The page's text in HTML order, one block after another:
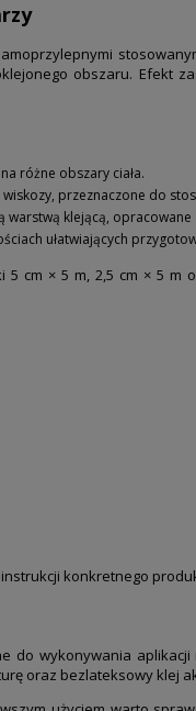
obszaru. Efekt
różne obszary ciała.
przeznaczone do
warstwą klejącą,
ułatwiających
cm × 5 m, 2,5 cm × 5 m
instrukcji konkretnego
do wykonywania
oraz bezlateksowy klej